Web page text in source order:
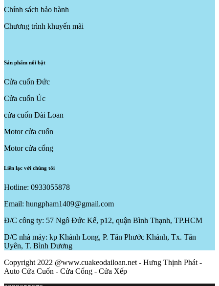
Chính sách bảo hành
Chương trình khuyến mãi
Sản phẩm nổi bật
Cửa cuốn Đức
Cửa cuốn Úc
cửa cuốn Đài Loan
Motor cửa cuốn
Motor cửa cổng
Liên lạc với chúng tôi
Hotline: 0933055878
Email: hungpham1409@gmail.com
Đ/C công ty: 57 Ngô Đức Kế, p12, quận Bình Thạnh, TP.HCM
D/C nhà máy: kp Khánh Long, P. Tân Phước Khánh, Tx. Tân
Uyên, T. Bình Dương
Copyright 2022 @www.cuakeodailoan.net - Hưng Thịnh Phát -
Auto Cửa Cuốn - Cửa Cổng - Cửa Xếp